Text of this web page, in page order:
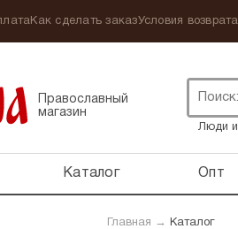
Как сделать заказУсловия
Православный
магазин
Люди
Каталог Опт
Главная → Каталог